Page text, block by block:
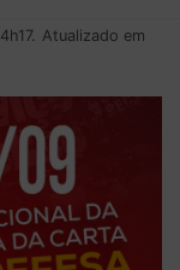
Atualizado em